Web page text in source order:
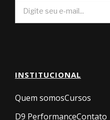
INSTITUCIONAL
Quem somosCursos
D9 PerformanceContato